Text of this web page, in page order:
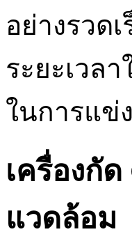
อย่างรวด
ระยะเวล
ในการแข่
เครื่องกั
แวดล้อม